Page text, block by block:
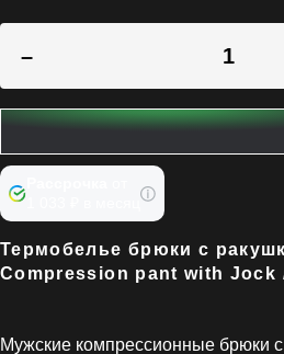
–
Термобелье брюки с
Compression pant with Jock
Мужские компрессионные брюки